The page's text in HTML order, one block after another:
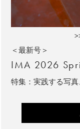
＜最新号＞
IMA 2026
特集：実践する写